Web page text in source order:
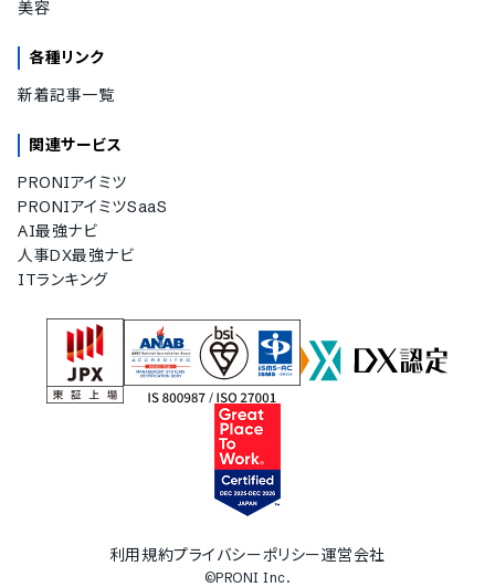
美容
各種リンク
新着記事一覧
関連サービス
PRONIアイミツ
PRONIアイミツSaaS
AI最強ナビ
人事DX最強ナビ
ITランキング
利用規約プライバシーポリシー運営会社
©PRONI Inc.